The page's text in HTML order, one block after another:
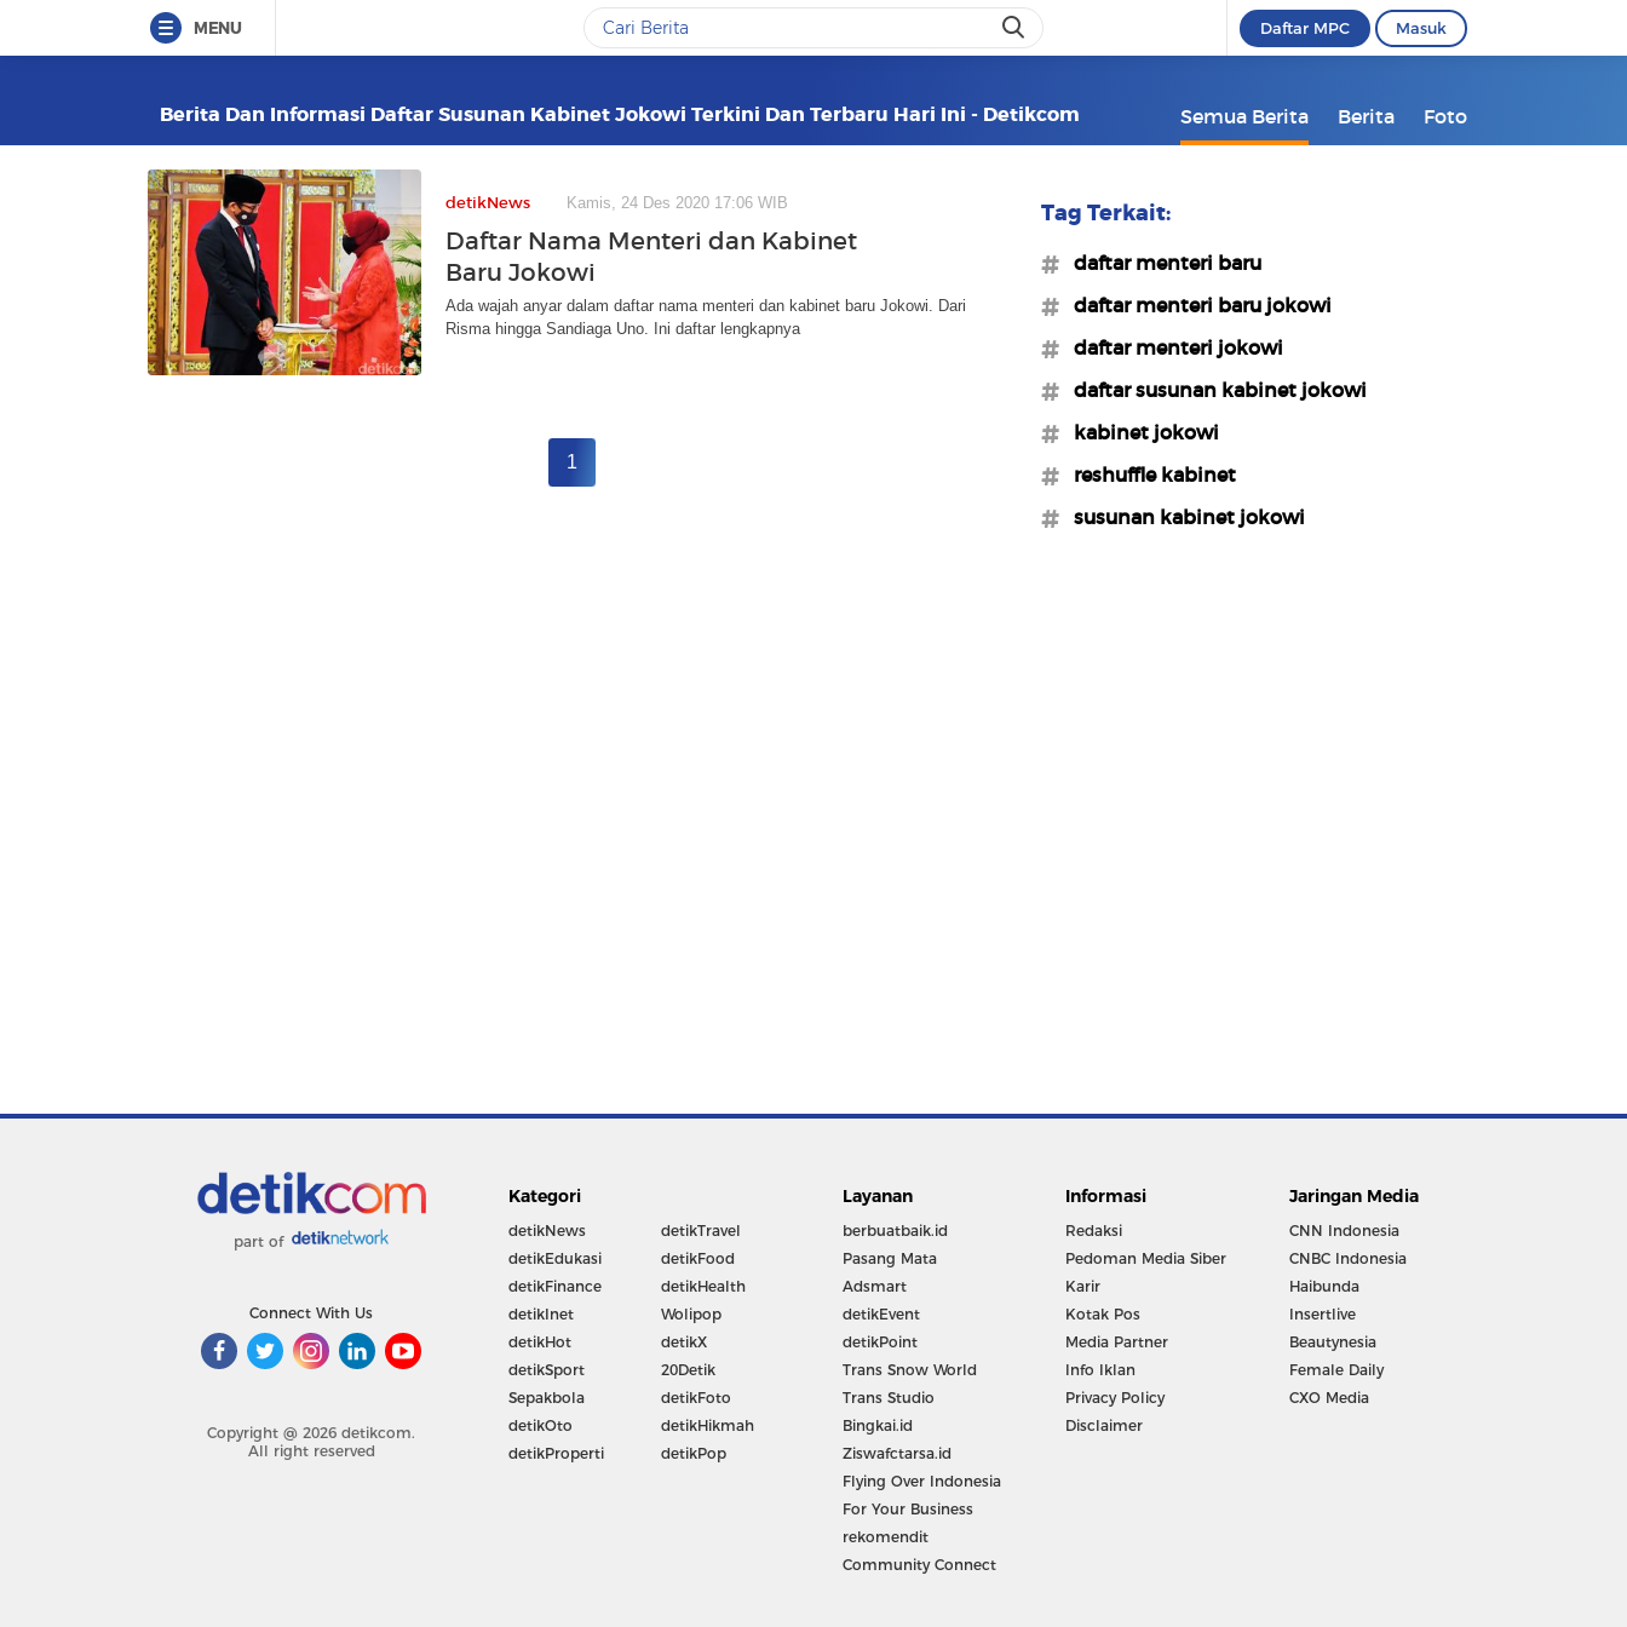
MENU Daftar MPC Masuk
Berita Dan Informasi Daftar Susunan Kabinet Jokowi Terkini Dan Terbaru Hari Ini - Detikcom Semua Berita Berita Foto
detikNews Kamis, 24 Des 2020 17:06 WIB
Daftar Nama Menteri dan Kabinet
Baru Jokowi
Ada wajah anyar dalam daftar nama menteri dan kabinet baru Jokowi. Dari
Risma hingga Sandiaga Uno. Ini daftar lengkapnya
1
Tag Terkait:
#daftar menteri baru
#daftar menteri baru jokowi
#daftar menteri jokowi
#daftar susunan kabinet jokowi
#kabinet jokowi
#reshuffle kabinet
#susunan kabinet jokowi
part of
Connect With Us
Copyright @ 2026 detikcom.
All right reserved
Kategori
detikNews
detikEdukasi
detikFinance
detikInet
detikHot
detikSport
Sepakbola
detikOto
detikProperti
detikTravel
detikFood
detikHealth
Wolipop
detikX
20Detik
detikFoto
detikHikmah
detikPop
Layanan
berbuatbaik.id
Pasang Mata
Adsmart
detikEvent
detikPoint
Trans Snow World
Trans Studio
Bingkai.id
Ziswafctarsa.id
Flying Over Indonesia
For Your Business
rekomendit
Community Connect
Informasi
Redaksi
Pedoman Media Siber
Karir
Kotak Pos
Media Partner
Info Iklan
Privacy Policy
Disclaimer
Jaringan Media
CNN Indonesia
CNBC Indonesia
Haibunda
Insertlive
Beautynesia
Female Daily
CXO Media